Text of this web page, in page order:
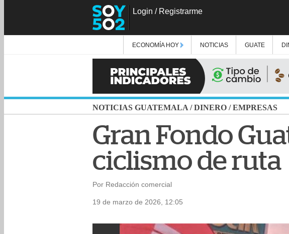
Login / Registrarme
ECONOMÍA HOY NOTICIAS GUATE
NOTICIAS GUATEMALA /DINERO /EMPRESAS
Gran Fondo
ciclismo de ruta
Por Redacción comercial
19 de marzo de 2026, 12:05